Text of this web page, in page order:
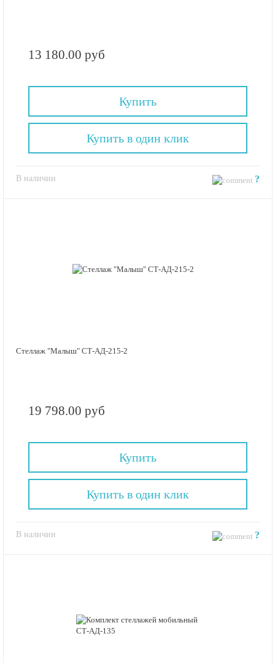
13 180.00 руб
Купить
В наличии ?
Купить в один клик
Стеллаж "Малыш" СТ-АД-215-2
19 798.00 руб
Купить
В наличии ?
Купить в один клик